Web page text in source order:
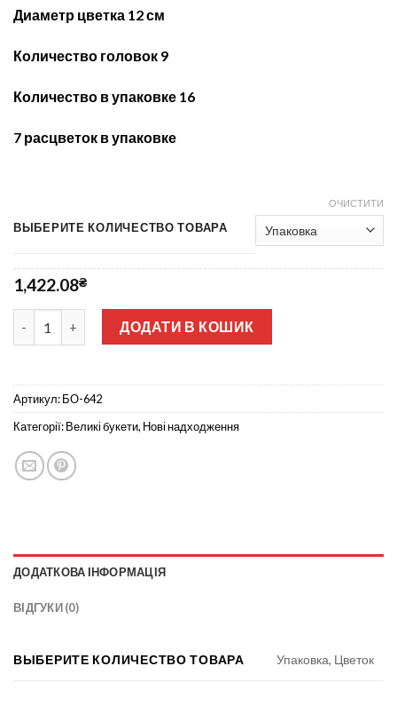
Диаметр цветка 12 см
Количество головок 9
Количество в упаковке 16
7 расцветок в упаковке
ВЫБЕРИТЕ КОЛИЧЕСТВО ТОВАРА
ОЧИСТИТИ
1,422.08₴
Лилия люкс цветная 9-ка не прес БО-642 кількість
ДОДАТИ В КОШИК
Артикул:БО-642
Категорії:Великі букети, Нові надходження
ДОДАТКОВА ІНФОРМАЦІЯ
ВІДГУКИ (0)
ВЫБЕРИТЕ КОЛИЧЕСТВО ТОВАРА Упаковка, Цветок